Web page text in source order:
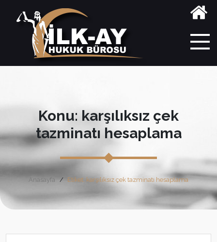
Konu: karşılıksız çek
tazminatı hesaplama
Anasayfa Etiket: karşılıksız çek tazminatı hesaplama